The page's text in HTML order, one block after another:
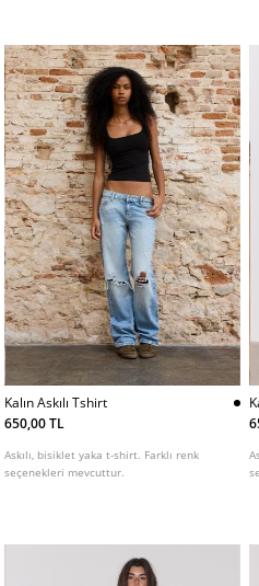
Kalın Askılı Tshirt
650,00 TL
Askılı, bisiklet yaka t-shirt. Farklı renk
seçenekleri mevcuttur.